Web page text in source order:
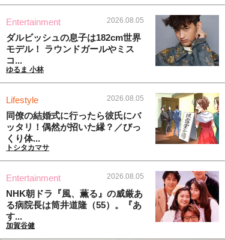
Entertainment 2026.08.05
ダルビッシュの息子は182cm世界
モデル！ ラウンドガールやミス
コ...
ゆるま 小林
Lifestyle 2026.08.05
同僚の結婚式に行ったら彼氏にバ
ッタリ！偶然が招いた縁？／びっ
くり体...
トシタカマサ
Entertainment 2026.08.05
NHK朝ドラ『風、薫る』の威厳あ
る病院長は筒井道隆（55）。『あ
す...
加賀谷健